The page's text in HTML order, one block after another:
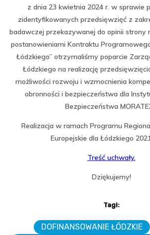
z dnia 23 kwietnia 2024 r. w sprawie
zidentyfikowanych przedsięwzięć z
badawczej przekazywanej do opinii strony
postanowieniami Kontraktu
Łódzkiego” otrzymaliśmy poparcie
Łódzkiego na realizację
możliwości rozwoju i wzmocnienia
obronności i bezpieczeństwa dla
Bezpieczeństwa
Realizacja w ramach Programu
Europejskie dla Łódzkiego
Treść uchwały.
Dziękujemy!
Tagi:
DOFINANSOWANIE ŁÓDZKIE